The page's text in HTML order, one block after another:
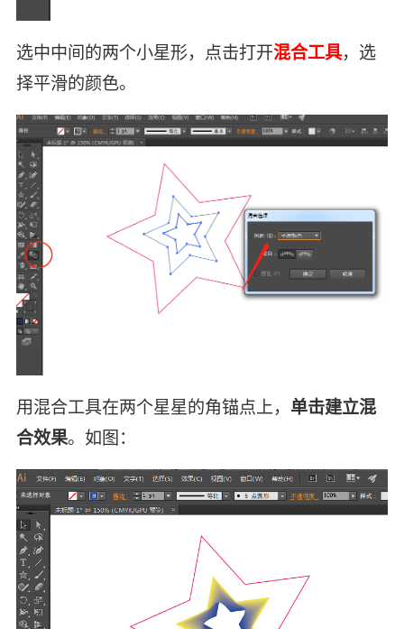
选中中间的两个小星形，点击打开混合工具，选
择平滑的颜色。
用混合工具在两个星星的角锚点上， 单击建立混
合效果。如图：